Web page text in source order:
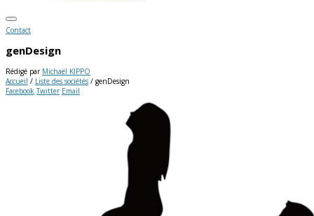
Contact
genDesign
Rédigé par Michaël KIPPO
Accueil / Liste des sociétés / genDesign
Facebook Twitter Email